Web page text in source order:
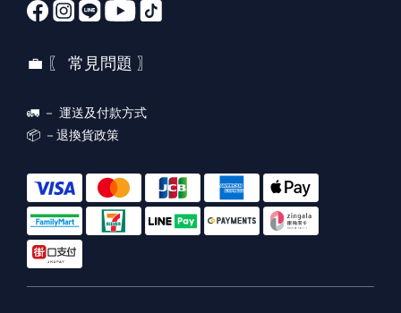
💼 〖 常見問題 〗
🚛 － 運送及付款方式
📦 － 退換貨政策